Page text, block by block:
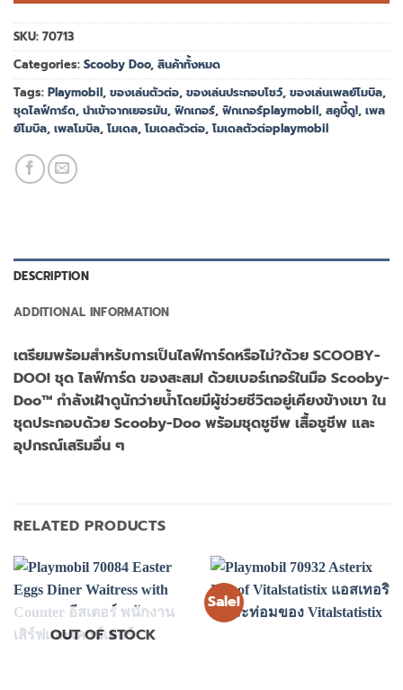
SKU: 70713
Categories: Scooby Doo, สินค้าทั้งหมด
Tags: Playmobil, ของเล่นตัวต่อ, ของเล่นประกอบโชว์, ของเล่นเพลย์โมบิล,
ชุดไลฟ์การ์ด, นำเข้าจากเยอรมัน, ฟิกเกอร์, ฟิกเกอร์playmobil, สคูบี้ดู!, เพล
ย์โมบิล, เพลโมบิล,โมเดล,โมเดลตัวต่อ,โมเดลตัวต่อplaymobil
DESCRIPTION
ADDITIONAL INFORMATION
เตรียมพร้อมสำหรับการเป็นไลฟ์การ์ดหรือไม่?ด้วย SCOOBY-
DOO! ชุด ไลฟ์การ์ด ของสะสม! ด้วยเบอร์เกอร์ในมือ Scooby-
Doo™ กำลังเฝ้าดูนักว่ายน้ำโดยมีผู้ช่วยชีวิตอยู่เคียงข้างเขา ใน
ชุดประกอบด้วย Scooby-Doo พร้อมชุดชูชีพ เสื้อชูชีพ และ
อุปกรณ์เสริมอื่น ๆ
RELATED PRODUCTS
OUT OF STOCK
Sale!